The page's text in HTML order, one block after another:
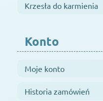
Krzesła do karmienia
Konto
Moje konto
Historia zamówień